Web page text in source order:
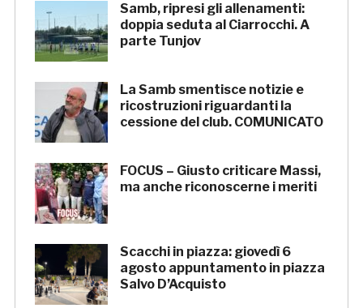
Samb, ripresi gli allenamenti:
doppia seduta al Ciarrocchi. A
parte Tunjov
La Samb smentisce notizie e
ricostruzioni riguardanti la
cessione del club. COMUNICATO
FOCUS – Giusto criticare Massi,
ma anche riconoscerne i meriti
Scacchi in piazza: giovedì 6
agosto appuntamento in piazza
Salvo D’Acquisto